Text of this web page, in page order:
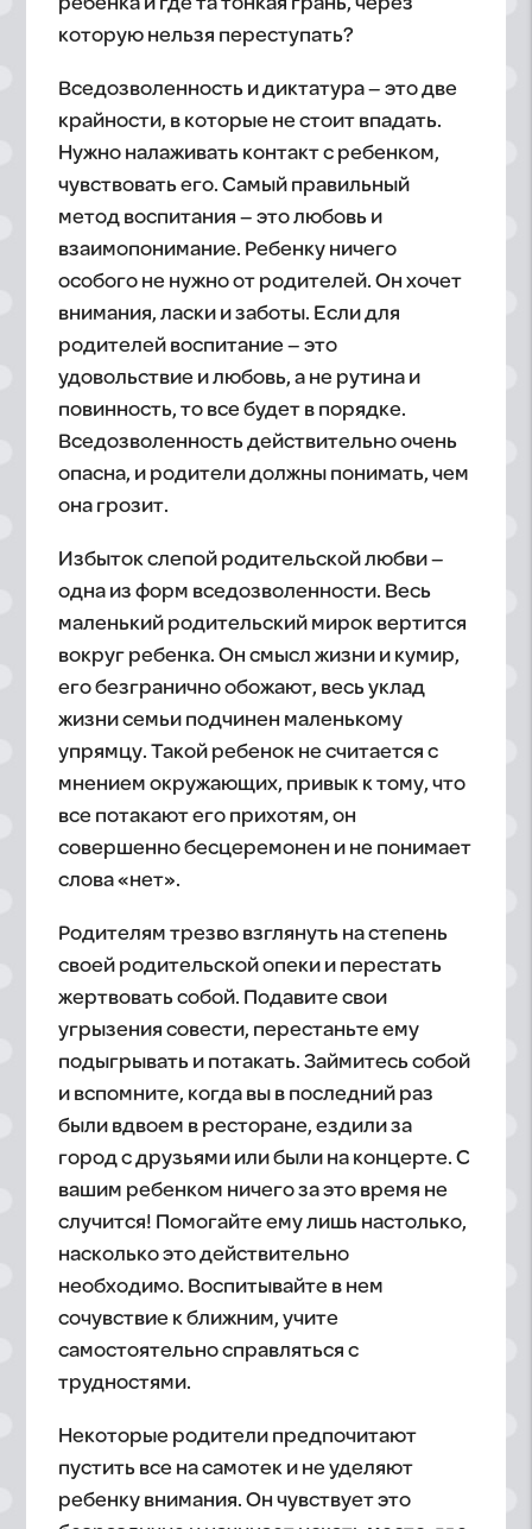
которую нельзя переступать?
Вседозволенность и диктатура – это две
крайности, в которые не стоит впадать.
Нужно налаживать контакт с ребенком,
чувствовать его. Самый правильный
метод воспитания – это любовь и
взаимопонимание. Ребенку ничего
особого не нужно от родителей. Он хочет
внимания, ласки и заботы. Если для
родителей воспитание – это
удовольствие и любовь, а не рутина и
повинность, то все будет в порядке.
Вседозволенность действительно очень
опасна, и родители должны понимать, чем
она грозит.
Избыток слепой родительской любви –
одна из форм вседозволенности. Весь
маленький родительский мирок вертится
вокруг ребенка. Он смысл жизни и кумир,
его безгранично обожают, весь уклад
жизни семьи подчинен маленькому
упрямцу. Такой ребенок не считается с
мнением окружающих, привык к тому, что
все потакают его прихотям, он
совершенно бесцеремонен и не понимает
слова «нет».
Родителям трезво взглянуть на степень
своей родительской опеки и перестать
жертвовать собой. Подавите свои
угрызения совести, перестаньте ему
подыгрывать и потакать. Займитесь собой
и вспомните, когда вы в последний раз
были вдвоем в ресторане, ездили за
город с друзьями или были на концерте. С
вашим ребенком ничего за это время не
случится! Помогайте ему лишь настолько,
насколько это действительно
необходимо. Воспитывайте в нем
сочувствие к ближним, учите
самостоятельно справляться с
трудностями.
Некоторые родители предпочитают
пустить все на самотек и не уделяют
ребенку внимания. Он чувствует это